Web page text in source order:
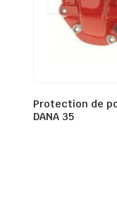
Protection de
DANA 35